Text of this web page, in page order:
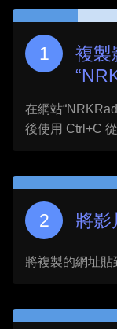
複製
“
在網站“
後使用 Ctrl+C
將影
將複製的網址貼